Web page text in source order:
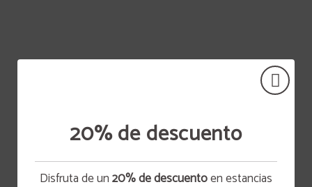
20% de descuento
Disfruta de un20% de descuentoen estancias